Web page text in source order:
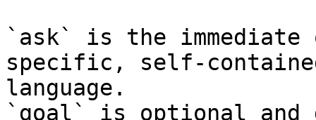
`ask` is the
specific, self-
language.
`goal` is optional and